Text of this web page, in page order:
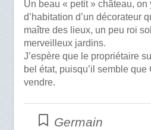
Un beau « petit » château, on
d’habitation d’un décorateur
maître des lieux, un peu roi
merveilleux jardins.
J’espère que le propriétaire
bel état, puisqu’il semble
vendre.
Germain